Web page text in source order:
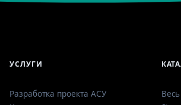
УСЛУГИ
Разработка проекта АСУ